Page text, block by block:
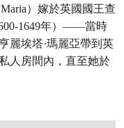
）嫁於英國國王查
1649年）——當時
麗埃塔·瑪麗亞帶到英
人房間內，直至她於